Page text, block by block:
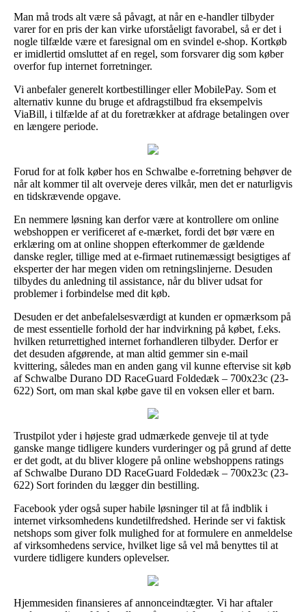
Man må trods alt være så påvagt, at når en e-handler tilbyder
varer for en pris der kan virke uforståeligt favorabel, så er det i
nogle tilfælde være et faresignal om en svindel e-shop. Kortkøb
er imidlertid omsluttet af en regel, som forsvarer dig som køber
overfor fup internet forretninger.
Vi anbefaler generelt kortbestillinger eller MobilePay. Som et
alternativ kunne du bruge et afdragstilbud fra eksempelvis
ViaBill, i tilfælde af at du foretrækker at afdrage betalingen over
en længere periode.
Forud for at folk køber hos en Schwalbe e-forretning behøver de
når alt kommer til alt overveje deres vilkår, men det er naturligvis
en tidskrævende opgave.
En nemmere løsning kan derfor være at kontrollere om online
webshoppen er verificeret af e-mærket, fordi det bør være en
erklæring om at online shoppen efterkommer de gældende
danske regler, tillige med at e-firmaet rutinemæssigt besigtiges af
eksperter der har megen viden om retningslinjerne. Desuden
tilbydes du anledning til assistance, når du bliver udsat for
problemer i forbindelse med dit køb.
Desuden er det anbefalelsesværdigt at kunden er opmærksom på
de mest essentielle forhold der har indvirkning på købet, f.eks.
hvilken returrettighed internet forhandleren tilbyder. Derfor er
det desuden afgørende, at man altid gemmer sin e-mail
kvittering, således man en anden gang vil kunne eftervise sit køb
af Schwalbe Durano DD RaceGuard Foldedæk – 700x23c (23-
622) Sort, om man skal købe gave til en voksen eller et barn.
Trustpilot yder i højeste grad udmærkede genveje til at tyde
ganske mange tidligere kunders vurderinger og på grund af dette
er det godt, at du bliver klogere på online webshoppens ratings
af Schwalbe Durano DD RaceGuard Foldedæk – 700x23c (23-
622) Sort forinden du lægger din bestilling.
Facebook yder også super habile løsninger til at få indblik i
internet virksomhedens kundetilfredshed. Herinde ser vi faktisk
netshops som giver folk mulighed for at formulere en anmeldelse
af virksomhedens service, hvilket lige så vel må benyttes til at
vurdere tidligere kunders oplevelser.
Hjemmesiden finansieres af annonceindtægter. Vi har aftaler